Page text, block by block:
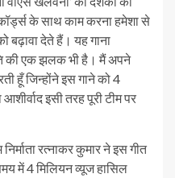
के साथ काम करना हमेशा से
बढ़ावा देते हैं। यह गाना
की एक झलक भी है। मैं अपने
हूँ जिन्होंने इस गाने को 4
इसी तरह पूरी टीम पर
रत्नाकर कुमार ने इस गीत
में 4 मिलियन व्यूज हासिल